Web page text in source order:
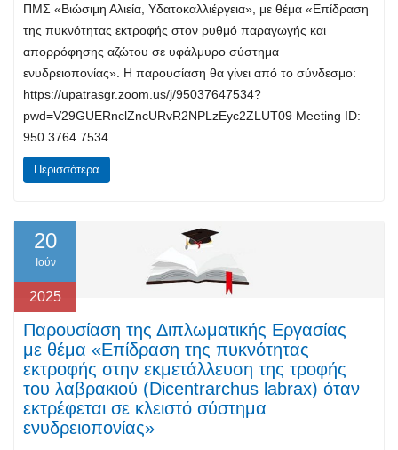
ΠΜΣ «Βιώσιμη Αλιεία, Υδατοκαλλιέργεια», με θέμα «Επίδραση
της πυκνότητας εκτροφής στον ρυθμό παραγωγής και
απορρόφησης αζώτου σε υφάλμυρο σύστημα
ενυδρειοπονίας». Η παρουσίαση θα γίνει από το σύνδεσμο:
https://upatrasgr.zoom.us/j/95037647534?
pwd=V29GUERnclZncURvR2NPLzEyc2ZLUT09 Meeting ID:
950 3764 7534…
Περισσότερα
20
Ιούν
2025
Παρουσίαση της Διπλωματικής Εργασίας
με θέμα «Επίδραση της πυκνότητας
εκτροφής στην εκμετάλλευση της τροφής
του λαβρακιού (Dicentrarchus labrax) όταν
εκτρέφεται σε κλειστό σύστημα
ενυδρειοπονίας»